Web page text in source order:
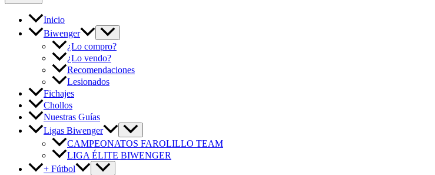
Inicio
Biwenger
¿Lo compro?
¿Lo vendo?
Recomendaciones
Lesionados
Fichajes
Chollos
Nuestras Guías
Ligas Biwenger
CAMPEONATOS FAROLILLO TEAM
LIGA ÉLITE BIWENGER
+ Fútbol